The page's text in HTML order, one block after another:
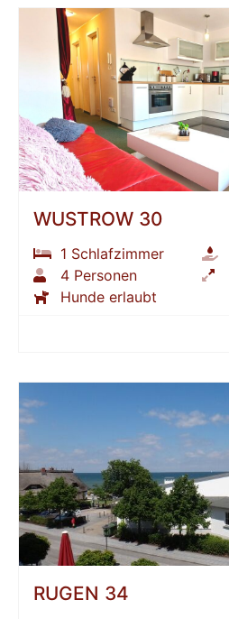
WUSTROW 30
1 Schlafzimmer
4 Personen
Hunde erlaubt
RÜGEN 34